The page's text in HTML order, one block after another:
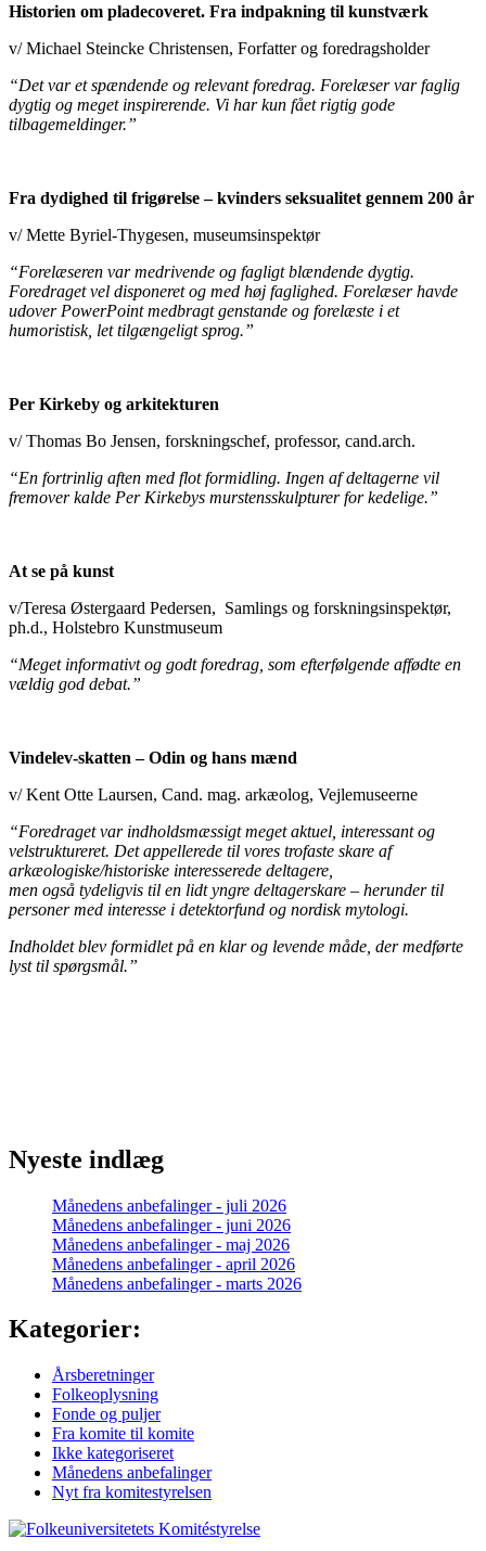
Historien om pladecoveret. Fra indpakning til kunstværk
v/ Michael Steincke Christensen, Forfatter og foredragsholder
“Det var et spændende og relevant foredrag. Forelæser var faglig
dygtig og meget inspirerende. Vi har kun fået rigtig gode
tilbagemeldinger.”
Fra dydighed til frigørelse – kvinders seksualitet gennem 200 år
v/ Mette Byriel-Thygesen, museumsinspektør
“Forelæseren var medrivende og fagligt blændende dygtig.
Foredraget vel disponeret og med høj faglighed. Forelæser havde
udover PowerPoint medbragt genstande og forelæste i et
humoristisk, let tilgængeligt sprog.”
Per Kirkeby og arkitekturen
v/ Thomas Bo Jensen, forskningschef, professor, cand.arch.
“En fortrinlig aften med flot formidling. Ingen af deltagerne vil
fremover kalde Per Kirkebys murstensskulpturer for kedelige.”
At se på kunst
v/Teresa Østergaard Pedersen, Samlings og forskningsinspektør,
ph.d., Holstebro Kunstmuseum
“Meget informativt og godt foredrag, som efterfølgende affødte en
vældig god debat.”
Vindelev-skatten – Odin og hans mænd
v/ Kent Otte Laursen, Cand. mag. arkæolog, Vejlemuseerne
“Foredraget var indholdsmæssigt meget aktuel, interessant og
velstruktureret. Det appellerede til vores trofaste skare af
arkæologiske/historiske interesserede deltagere,
men også tydeligvis til en lidt yngre deltagerskare – herunder til
personer med interesse i detektorfund og nordisk mytologi.
Indholdet blev formidlet på en klar og levende måde, der medførte
lyst til spørgsmål.”
Nyeste indlæg
Månedens anbefalinger - juli 2026
Månedens anbefalinger - juni 2026
Månedens anbefalinger - maj 2026
Månedens anbefalinger - april 2026
Månedens anbefalinger - marts 2026
Kategorier:
Årsberetninger
Folkeoplysning
Fonde og puljer
Fra komite til komite
Ikke kategoriseret
Månedens anbefalinger
Nyt fra komitestyrelsen